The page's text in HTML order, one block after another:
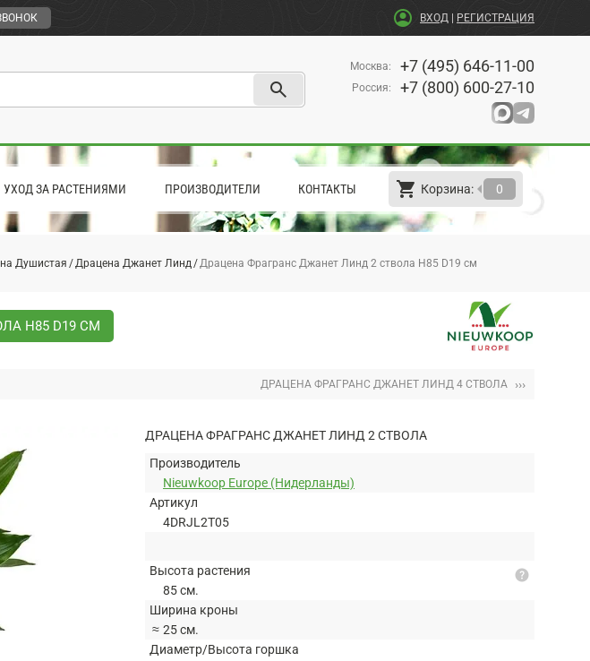
account_circle ВХОД РЕГИСТРАЦИЯ
search
Москва: +7 (495) 646-11-00
Россия: +7 (800) 600-27-10
УХОД ЗА РАСТЕНИЯМИ ПРОИЗВОДИТЕЛИ КОНТАКТЫ shopping_cart Корзина: 0
arrow_left
Душистая Драцена Джанет Линд Драцена Фрагранс Джанет Линд 2 ствола H85 D19 см
H85 D19 СМ
ДРАЦЕНА ФРАГРАНС ДЖАНЕТ ЛИНД 4 СТВОЛА ›››
ДРАЦЕНА ФРАГРАНС ДЖАНЕТ ЛИНД 2 СТВОЛА
Производитель
Nieuwkoop Europe (Нидерланды)
Артикул
4DRJL2T05
Высота растения
85 см.
Ширина кроны
≈ 25 см.
Диаметр/Высота горшка
help